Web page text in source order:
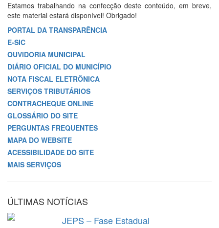
Estamos trabalhando na confecção deste conteúdo, em breve,
este material estará disponível! Obrigado!
PORTAL DA TRANSPARÊNCIA
E-SIC
OUVIDORIA MUNICIPAL
DIÁRIO OFICIAL DO MUNICÍPIO
NOTA FISCAL ELETRÔNICA
SERVIÇOS TRIBUTÁRIOS
CONTRACHEQUE ONLINE
GLOSSÁRIO DO SITE
PERGUNTAS FREQUENTES
MAPA DO WEBSITE
ACESSIBILIDADE DO SITE
MAIS SERVIÇOS
ÚLTIMAS NOTÍCIAS
JEPS – Fase Estadual